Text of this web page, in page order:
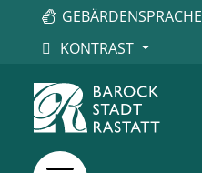
GEBÄRDENSPRACHE
KONTRAST